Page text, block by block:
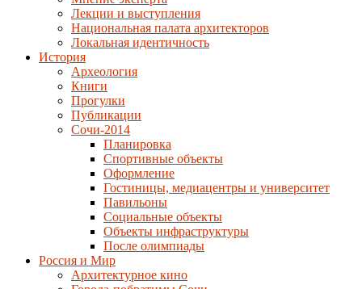
Лекции и выступления
Национальная палата архитекторов
Локальная идентичность
История
Археология
Книги
Прогулки
Публикации
Сочи-2014
Планировка
Спортивные объекты
Оформление
Гостиницы, медиацентры и университет
Павильоны
Социальные объекты
Объекты инфраструктуры
После олимпиады
Россия и Мир
Архитектурное кино